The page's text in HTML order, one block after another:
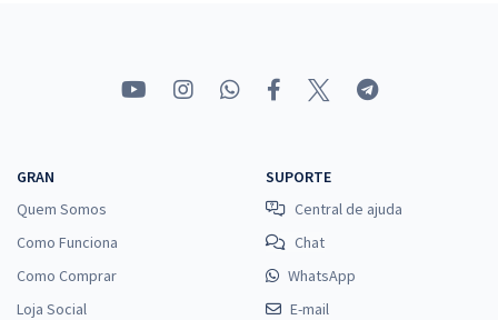
GRAN
Quem Somos
Como Funciona
Como Comprar
Loja Social
SUPORTE
Central de ajuda
Chat
WhatsApp
E-mail